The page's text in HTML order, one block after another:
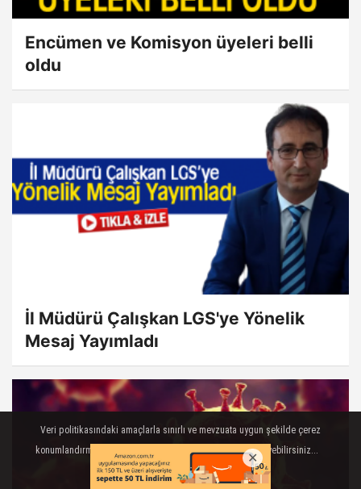
Encümen ve Komisyon üyeleri belli
oldu
İl Müdürü Çalışkan LGS'ye Yönelik
Mesaj Yayımladı
Veri politikasındaki amaçlarla sınırlı ve mevzuata uygun şekilde çerez
konumlandırmaktayız. Detaylar için veri politikamızı inceleyebilirsiniz...
AYRINTILAR
TAMAM